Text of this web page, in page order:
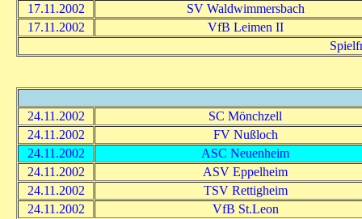
17.11.2002
SV Waldwimmersbach
17.11.2002
VfB Leimen II
24.11.2002
SC Mönchzell
24.11.2002
FV Nußloch
24.11.2002
ASC Neuenheim
24.11.2002
ASV Eppelheim
24.11.2002
TSV Rettigheim
24.11.2002
VfB St.Leon